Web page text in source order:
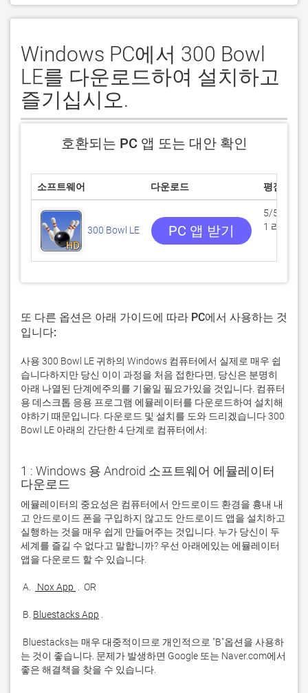
Windows PC에서 300 Bowl
LE를 다운로드하여 설치하고
즐기십시오.
호환되는 PC 앱 또는 대안 확인
소프트웨어 다운로드 평점
300 Bowl LE PC 앱 받기
5/5
1 리뷰
또 다른 옵션은 아래 가이드에 따라 PC에서 사용하는 것
입니다:
사용 300 Bowl LE 귀하의 Windows 컴퓨터에서 실제로 매우 쉽
습니다하지만 당신 이이 과정을 처음 접한다면, 당신은 분명히
아래 나열된 단계에주의를 기울일 필요가있을 것입니다. 컴퓨터
용 데스크톱 응용 프로그램 에뮬레이터를 다운로드하여 설치해
야하기 때문입니다. 다운로드 및 설치를 도와 드리겠습니다 300
Bowl LE 아래의 간단한 4 단계로 컴퓨터에서:
1 : Windows 용 Android 소프트웨어 에뮬레이터
다운로드
에뮬레이터의 중요성은 컴퓨터에서 안드로이드 환경을 흉내 내
고 안드로이드 폰을 구입하지 않고도 안드로이드 앱을 설치하고
실행하는 것을 매우 쉽게 만들어주는 것입니다. 누가 당신이 두
세계를 즐길 수 없다고 말합니까? 우선 아래에있는 에뮬레이터
A. Nox App
B. Bluestacks App
는 것이 좋습니다. 문제가 발생하면 Google 또는 Naver.com에서
좋은 해결책을 찾을 수 있습니다.